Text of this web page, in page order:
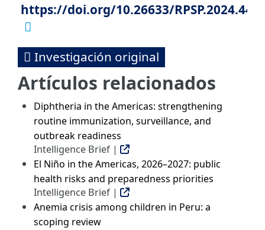
https://doi.org/10.26633/RPSP.2024.44
Investigación original
Artículos relacionados
Diphtheria in the Americas: strengthening
routine immunization, surveillance, and
outbreak readiness
Intelligence Brief |
El Niño in the Americas, 2026–2027: public
health risks and preparedness priorities
Intelligence Brief |
Anemia crisis among children in Peru: a
scoping review